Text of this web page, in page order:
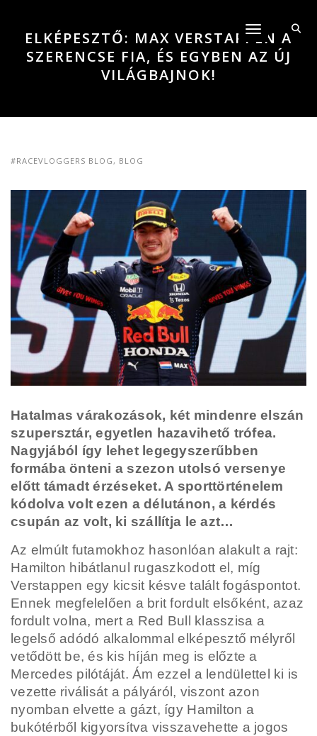
Toggle
ELKÉPESZTŐ: MAX VERSTAPPEN A
SZERENCSE FIA, ÉS EGYBEN AZ ÚJ
VILÁGBAJNOK!
#RACEVLOGGERS BLOG, BLOG
Hatalmas várakozások, két mindenre elszán
szupersztár, egyetlen hazavihető trófea.
Nagyjából így lehet legegyszerűbben
formába önteni a szezon utolsó versenye
előtt támadt érzéseket. A sporttörténelem
kódolva volt ezen a délutánon, a kérdés
csupán az volt, ki szállítja le azt…
Az elmúlt futamokhoz hasonlóan alakult a rajt:
Hamilton hibátlanul rugaszkodott el, míg
Verstappen egy kicsit késve talált fogáspontot.
Ennek megfelelően a brit fordult elsőként, azaz
fordult volna, mert a Red Bull klasszisa a
legelső adódó alkalommal elképesztő mélyről
vetődött be, és kis híján meg is előzte a
Mercedes pilótáját. Ám ezzel a lendülettel ki is
vezette riválisát a pályáról, viszont azon
nyomban elvette a gázt, így Hamilton a
bukótérből kigyorsítva visszavehette a jogos